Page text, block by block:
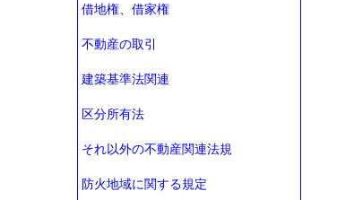
借地権、借家権
不動産の取引
建築基準法関連
区分所有法
それ以外の不動産関連法規
防火地域に関する規定